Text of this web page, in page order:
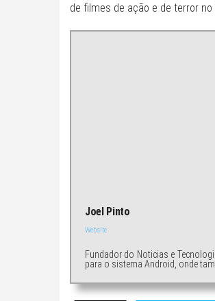
de filmes de ação e de terror
Joel Pinto
Website
Fundador do Noticias e
para o sistema Android, onde